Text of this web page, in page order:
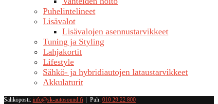
Puhelintelineet
Lisävalot
Lisävalojen asennustarvikkeet
Tuning ja Styling
Lahjakortit
Lifestyle
Sähkö- ja hybridiautojen lataustarvikkeet
Akkulaturit
Sähköposti: info@sk-autosound.fi | Puh. 010 29 22 800